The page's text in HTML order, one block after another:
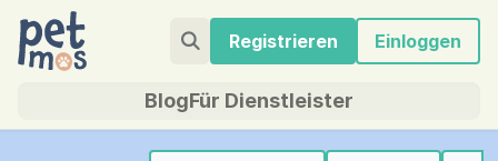
Registrieren Einloggen
BlogFür Dienstleister